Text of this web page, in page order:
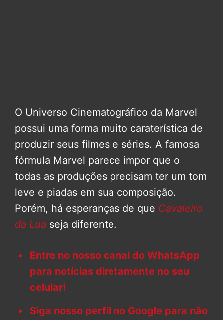
O Universo Cinematográfico da Marvel
possui uma forma muito caraterística de
produzir seus filmes e séries. A famosa
fórmula Marvel parece impor que o
todas as produções precisam ter um tom
leve e piadas em sua composição.
Porém, há esperanças de que Cavaleiro
da Lua seja diferente.
Entre no nosso canal do WhatsApp
para notícias diretamente no seu
celular!
Siga nosso perfil no Google para não